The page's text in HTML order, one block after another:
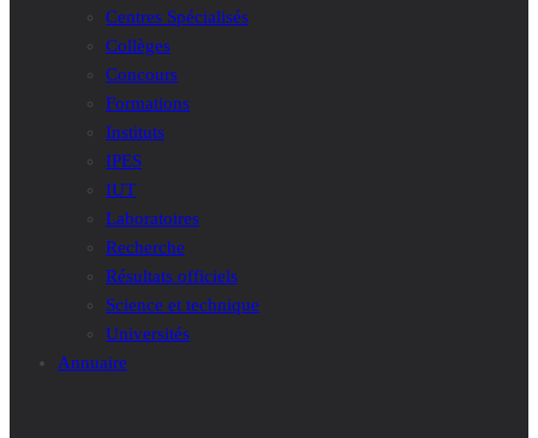
Centres Spécialisés
Collèges
Concours
Formations
Instituts
IPES
IUT
Laboratoires
Recherche
Résultats officiels
Science et technique
Universités
Annuaire